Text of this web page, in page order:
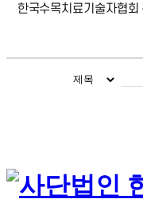
한국수목치료기술자협회